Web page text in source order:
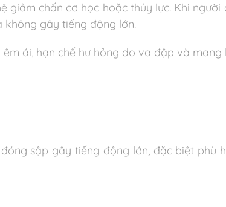
giảm chấn cơ học hoặc thủy lực. Khi
không gây tiếng động lớn.
ái, hạn chế hư hỏng do va đập và
sập gây tiếng động lớn, đặc biệt phù